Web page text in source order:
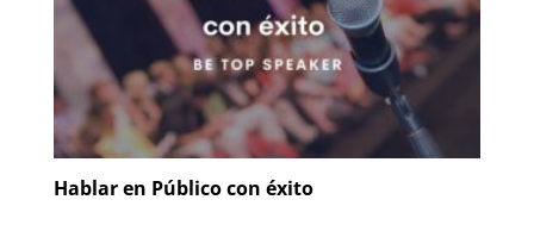
Hablar en Público con éxito